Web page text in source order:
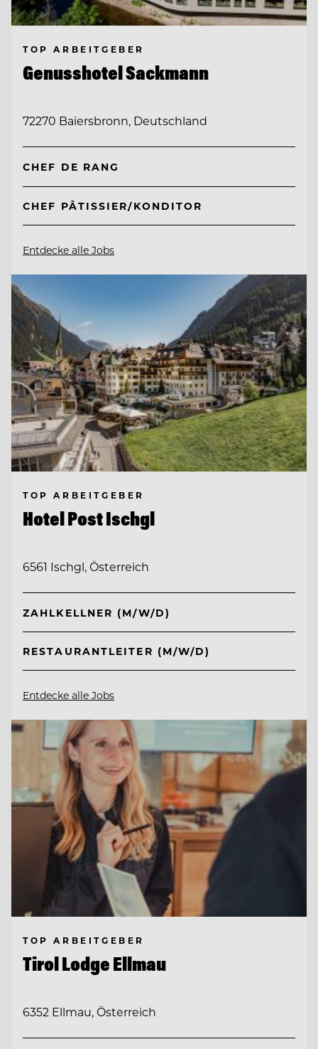
TOP ARBEITGEBER
Genusshotel Sackmann
72270 Baiersbronn, Deutschland
CHEF DE RANG
CHEF PÂTISSIER/KONDITOR
Entdecke alle Jobs
TOP ARBEITGEBER
Hotel Post Ischgl
6561 Ischgl, Österreich
ZAHLKELLNER (M/W/D)
RESTAURANTLEITER (M/W/D)
Entdecke alle Jobs
TOP ARBEITGEBER
Tirol Lodge Ellmau
6352 Ellmau, Österreich